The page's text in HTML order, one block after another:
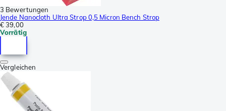
3 Bewertungen
Jende Nanocloth Ultra Strop 0,5 Micron Bench Strop
€ 39,00
Vorrätig
Vergleichen